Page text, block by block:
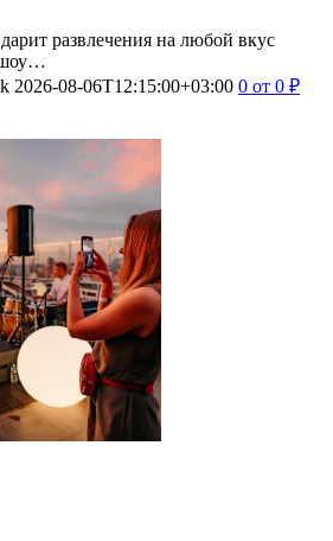
развлечения на любой вкус
шоу…
2026-08-06T12:15:00+03:00 0 от 0 ₽